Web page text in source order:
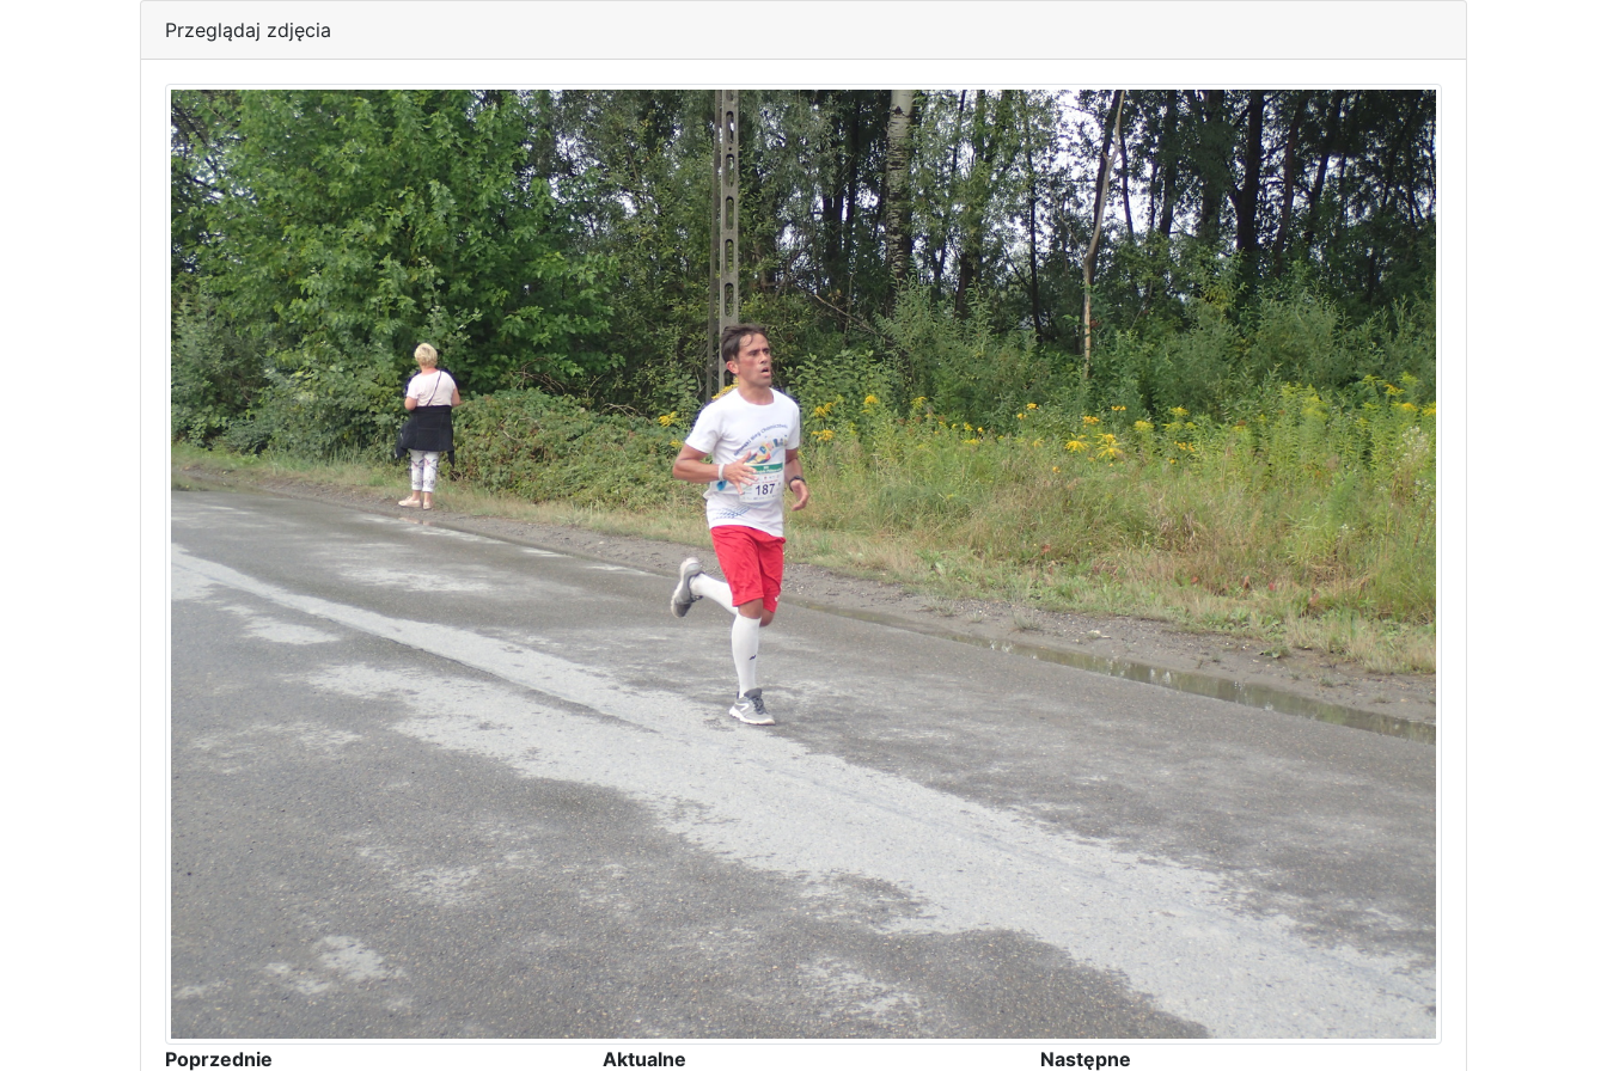
Przeglądaj zdjęcia
Poprzednie Aktualne Następne